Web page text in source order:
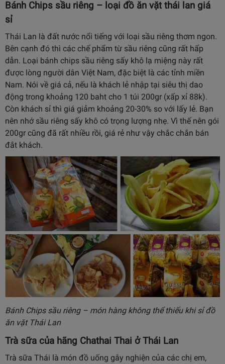
Bánh Chips sầu riêng – loại đồ ăn vặt thái lan giá
sỉ
Thái Lan là đất nước nổi tiếng với loại sầu riêng thơm ngon.
Bên cạnh đó thì các chế phẩm từ sầu riêng cũng rất hấp
dẫn. Loại bánh chips sầu riêng sấy khô lạ miệng này rất
được lòng người dân Việt Nam, đặc biệt là các tỉnh miền
Nam. Nói về giá cả, nếu là khách lẻ nhập tại siêu thị dao
động trong khoảng 120 baht cho 1 túi 200gr (xấp xỉ 88k).
Còn khách sỉ thì giá giảm khoảng 20-30% so với lấy lẻ. Bạn
nên nhớ sầu riêng sấy khô có trọng lượng nhẹ. Vì thế nên gói
200gr cũng đã rất nhiều rồi, giá rẻ như vậy chắc chắn bán
đắt khách.
Bánh Chips sầu riêng – món hàng không thể thiếu khi sỉ đồ
ăn vặt Thái Lan
Trà sữa của hãng Chathai Thai ở Thái Lan
Trà sữa Thái là món đồ uống gây nghiện của các chị em,